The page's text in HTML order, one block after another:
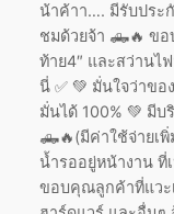
น้าค้าา…. มีรับประ
ชมด้วยจ้า 🛻🔥 ข
ท้าย4″ และสว่านไ
นี่ ✅ 💚 มั่นใจว่าข
มั่นได้ 100% 💚 มี
🛻🔥(มีค่าใช้จ่ายเ
น้ำรออยู่หน้างาน ที่
ขอบคุณลูกค้าที่แวะ